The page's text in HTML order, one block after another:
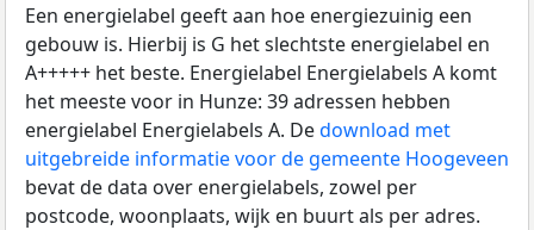
Een energielabel geeft aan hoe energiezuinig een
gebouw is. Hierbij is G het slechtste energielabel en
A+++++ het beste. Energielabel Energielabels A komt
het meeste voor in Hunze: 39 adressen hebben
energielabel Energielabels A. Dedownload met
uitgebreide informatie voor de gemeente Hoogeveen
bevat de data over energielabels, zowel per
postcode, woonplaats, wijk en buurt als per adres.